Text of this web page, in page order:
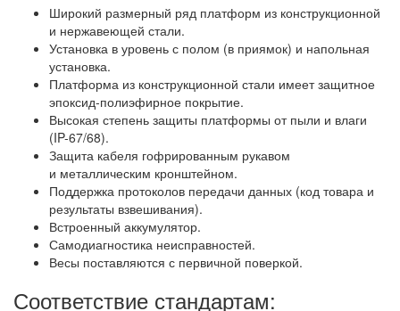
Широкий размерный ряд платформ из конструкционной
и нержавеющей стали.
Установка в уровень с полом (в приямок) и напольная
установка.
Платформа из конструкционной стали имеет защитное
эпоксид-полиэфирное покрытие.
Высокая степень защиты платформы от пыли и влаги
(IP-67/68).
Защита кабеля гофрированным рукавом
и металлическим кронштейном.
Поддержка протоколов передачи данных (код товара и
результаты взвешивания).
Встроенный аккумулятор.
Самодиагностика неисправностей.
Весы поставляются с первичной поверкой.
Соответствие стандартам: